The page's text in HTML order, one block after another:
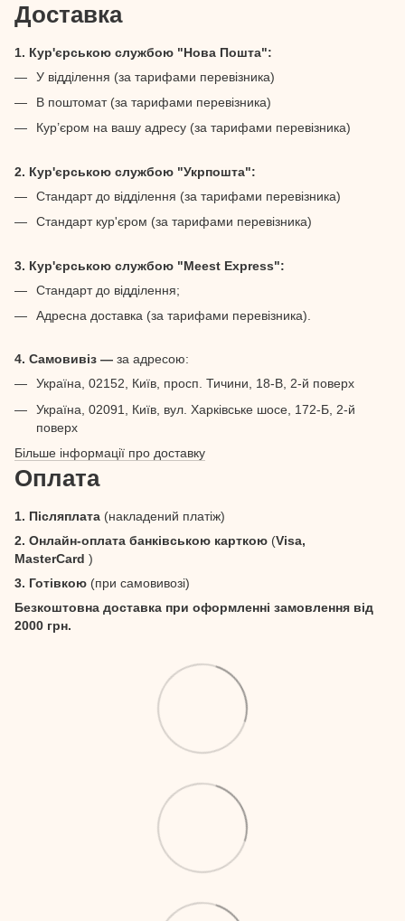
Доставка
1. Кур'єрською службою "Нова Пошта":
У відділення (за тарифами перевізника)
В поштомат (за тарифами перевізника)
Кур’єром на вашу адресу (за тарифами перевізника)
2. Кур'єрською службою "Укрпошта":
Стандарт до відділення (за тарифами перевізника)
Стандарт кур'єром (за тарифами перевізника)
3. Кур'єрською службою "Meest Express":
Стандарт до відділення;
Адресна доставка (за тарифами перевізника).
4. Самовивіз — за адресою:
Україна, 02152, Київ, просп. Тичини, 18-В, 2-й поверх
Україна, 02091, Київ, вул. Харківське шосе, 172-Б, 2-й
поверх
Більше інформації про доставку
Оплата
1. Післяплата (накладений платіж)
2. Онлайн-оплата банківською карткою (Visa,
MasterCard )
3. Готівкою (при самовивозі)
Безкоштовна доставка при оформленні замовлення від
2000 грн.